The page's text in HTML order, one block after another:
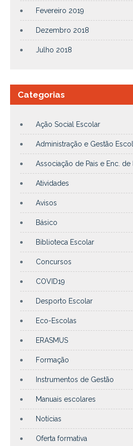
Fevereiro 2019
Dezembro 2018
Julho 2018
Categorias
Ação Social Escolar
Administração e Gestão
Associação de Pais e Enc. de
Atividades
Avisos
Básico
Biblioteca Escolar
Concursos
COVID19
Desporto Escolar
Eco-Escolas
ERASMUS
Formação
Instrumentos de Gestão
Manuais escolares
Notícias
Oferta formativa